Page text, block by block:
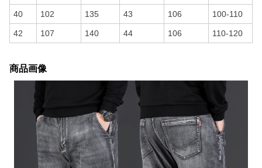
40 102 135 43 106 100-110
42 107 140 44 106 110-120
商品画像